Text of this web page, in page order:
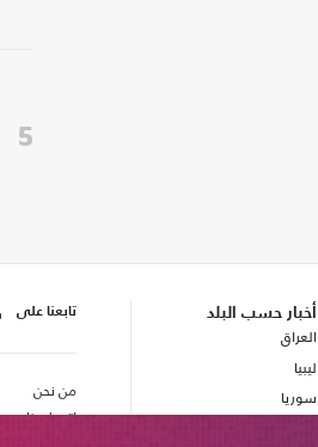
5
أخبار حسب البلد
العراق
ليبيا
سوريا
تابعنا على
من نحن
اتصل بنا